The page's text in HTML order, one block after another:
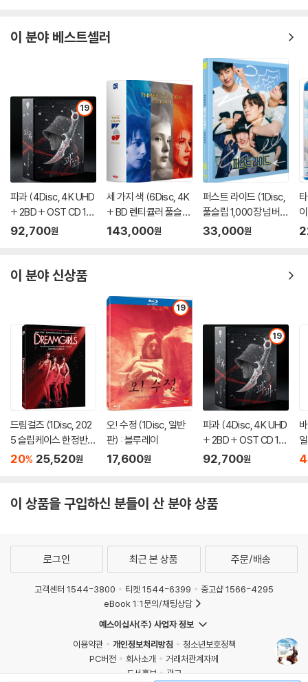
이동 과정에서의 손상이 발생하면, 재 판매가 어려우므로 신중한 구매 선
4) 한정판 상품의 변심, 오구매로 인한 반품은 회송된 상품의 상태 확인 후
진행이 가능합니다. 택배 이동 중 파손이 발생하지 않도록 완충 포장을 부
탁드립니다.
느꼈을 겁니다. 왜냐하면 저는 그곳의 모든 규율에 반하는 대단한 문제아
갓리프 자신의 이야기인 조국 알제리의 아픔과 보헤미안의 삶이 그의 작품
에 꾸준한 주제로 등장한다. 토니는 간신히 연기학원에 등록을 하게 되는
데 5년 후 클라우드 레기가 감독한 에드워드 본드 연극으로 TNP 무대에
오르게 된다. 이 때 토니 갓리프는 소년원에서의 경험을 바탕으로 한 그의
첫 번째 작품, 분노의 주먹 (LA RAGE AU POING)을 쓰게 된다.
1975년 그는 그의 첫 번째 영화인 LA TETE EN RUINE을 감독하게 되는
데 이 영화는 프랑스에서 상영된 바 없다. 3년 후 그는 프랑스계 알제리 정
착민과 알제리 독립전쟁에 대항하는 그녀의 네 딸들의 이야기를 다룬 LA
TERRE AU VENTRE를 감독하게 된다. “그 당시, 저는 안드레아스 바아
리 혁명에 관한 이 영화를 만들게 됐습니다."
1981년 그는 스페인으로 가 그라나다와 세빌리아에서 온 집시들의 이야기
를 소재로 한 CORRE GITANO를 감독하게 된다. "이 영화는 집시들의 실
생활을 다룬 최초의 작품이었습니다."
이 영화 역시 그가 LES PRINCES로 주목을 받기 이전까지 프랑스에서 알
려지지 않았고 당시 프랑스에서 상영되지 않았었다. LES PRINCES는 파
리 교외에 정착하기로 결심한 집시들에 대한 진솔한 이야기로 비평가들로
부터 호평을 받았다. 갓리프는 이 영화가 사람들에게 강한 인상을 남길 수
있기를 바랬다. LES PRICES를 통해 그는 평생의 지인 중 한명인 제라드
이보비치를 만났고, 제작자인 이보비치가 그 직후 자끄 메스린의 이야기를
찾아 헤매는 십대 소녀의 이야기를 다루고 있다.
그가 그리는 보헤미안, 그들은 인생의 낙오자가 아닌 이 시대의 삶의 개척
그를 험담하는 사람들은 흔히 그의 유일한 관심사가 오로지 낙오자에 관한
것이라고 말하곤 했는데 PLEURE PAS MY LOVE를 통해 갓리프는 그들
이 틀렸음을 증명했다. 그가 맡은 다음 작품은 실직자를 소재로 한 버디무
이 분야 베스트셀러
19
파과 (4Disc, 4K UHD
+ 2BD + OST CD 15
00장 한정 스틸북 한정
92,700원
세 가지 색 (6Disc, 4K
+ BD 렌티큘러 풀슬립
트릴로지 박스 한정판)
143,000원
퍼스트 라이드 (1Disc,
풀슬립 1,000장 넘버링
한정판) : 블루레이
33,000원
이
이 분야 신상품
드림걸즈 (1Disc, 202
5 슬립케이스 한정반 B
D) : 블루레이
20% 25,520원
19
오! 수정 (1Disc, 일반
판) : 블루레이
17,600원
19
파과 (4Disc, 4K UHD
+ 2BD + OST CD 15
00장 한정 스틸북 한정
92,700원
이 상품을 구입하신 분들이 산 분야 상품
로그인 최근 본 상품 주문/배송
고객센터 1544-3800 티켓 1544-6399
중고샵 1566-4295
eBook 1:1문의/채팅상담
예스이십사(주) 사업자 정보
이용약관
개인정보처리방침
청소년보호정책
PC버전
회사소개
거래처관계자께
도서홍보
광고